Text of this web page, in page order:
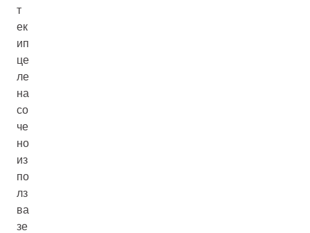
т
ек
ип
це
ле
на
со
че
но
из
по
лз
ва
зе